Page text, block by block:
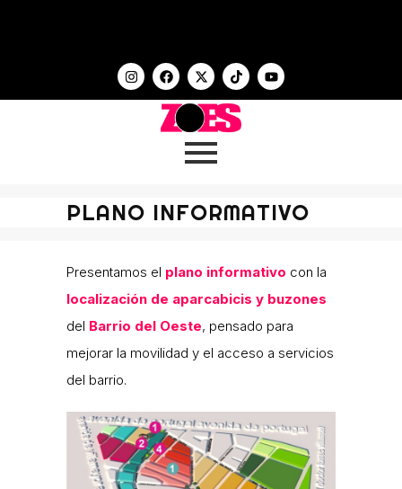
PLANO INFORMATIVO
Presentamos el plano informativo con la
localización de aparcabicis y buzones
del Barrio del Oeste, pensado para
mejorar la movilidad y el acceso a servicios
del barrio.